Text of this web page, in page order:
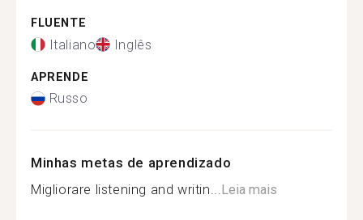
FLUENTE
Italiano Inglês
APRENDE
Russo
Minhas metas de aprendizado
Migliorare listening and writin...Leia mais